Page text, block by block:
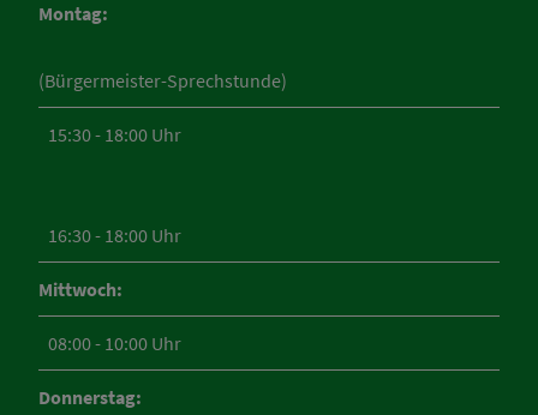
Montag:
(Bürgermeister-Sprechstunde)
15:30 - 18:00 Uhr
16:30 - 18:00 Uhr
Mittwoch:
08:00 - 10:00 Uhr
Donnerstag: